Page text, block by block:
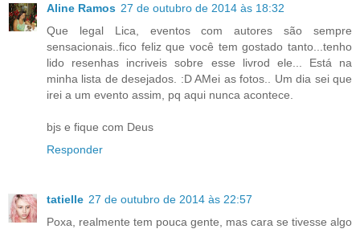
Aline Ramos 27 de outubro de 2014 às 18:32
Que legal Lica, eventos com autores são sempre
sensacionais..fico feliz que você tem gostado tanto...tenho
lido resenhas incriveis sobre esse livrod ele... Está na
minha lista de desejados. :D AMei as fotos.. Um dia sei que
irei a um evento assim, pq aqui nunca acontece.
bjs e fique com Deus
Responder
tatielle 27 de outubro de 2014 às 22:57
Poxa, realmente tem pouca gente, mas cara se tivesse algo